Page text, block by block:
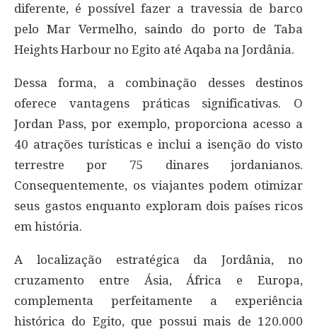
diferente, é possível fazer a travessia de barco
pelo Mar Vermelho, saindo do porto de Taba
Heights Harbour no Egito até Aqaba na Jordânia.
Dessa forma, a combinação desses destinos
oferece vantagens práticas significativas. O
Jordan Pass, por exemplo, proporciona acesso a
40 atrações turísticas e inclui a isenção do visto
terrestre por 75 dinares jordanianos.
Consequentemente, os viajantes podem otimizar
seus gastos enquanto exploram dois países ricos
em história.
A localização estratégica da Jordânia, no
cruzamento entre Ásia, África e Europa,
complementa perfeitamente a experiência
histórica do Egito, que possui mais de 120.000